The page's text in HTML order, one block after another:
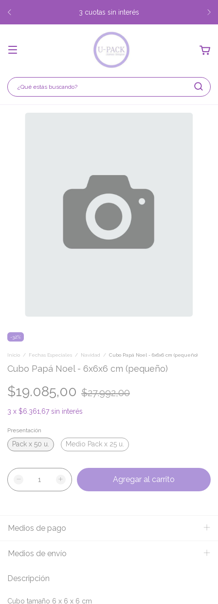
3 cuotas sin interés
-32%
Inicio / Fechas Especiales / Navidad / Cubo Papá Noel - 6x6x6 cm (pequeño)
Cubo Papá Noel - 6x6x6 cm (pequeño)
$19.085,00 $27.992,00
3 x $6.361,67 sin interés
Presentación
Pack x 50 u. Medio Pack x 25 u.
Medios de pago
Medios de envío
Descripción
Cubo tamaño 6 x 6 x 6 cm